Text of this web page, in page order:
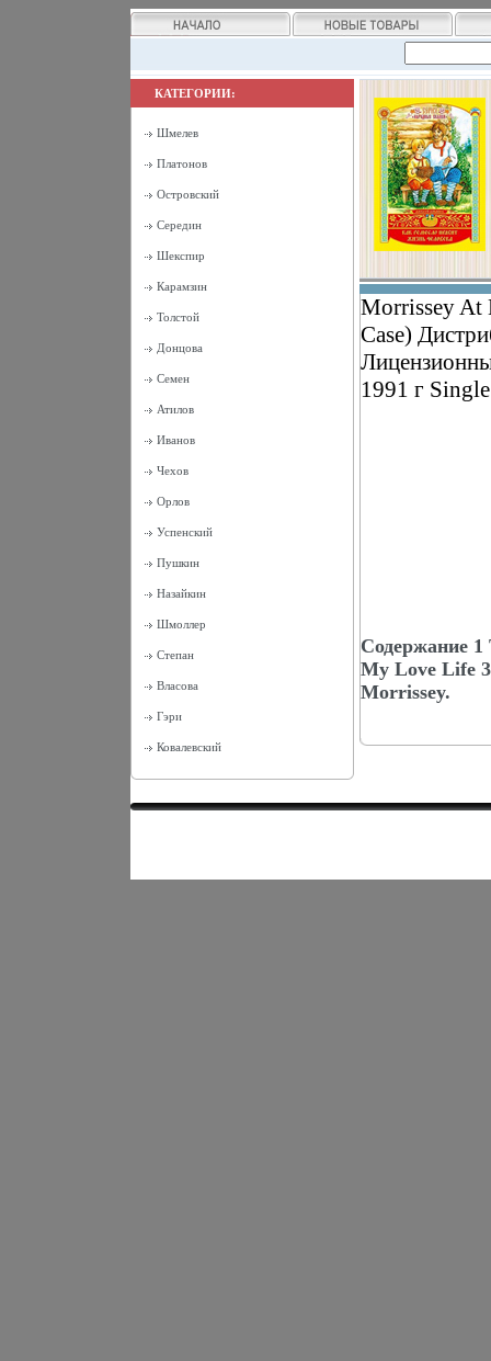
КАТЕГОРИИ:
Шмелев
Платонов
Островский
Середин
Шекспир
Карамзин
Толстой
Донцова
Семен
Атилов
Иванов
Чехов
Орлов
Успенский
Пушкин
Назайкин
Шмоллер
Степан
Власова
Гэри
Ковалевский
Morrissey At
Case)
1991 г
Содержание
My Love Life
Morrissey.